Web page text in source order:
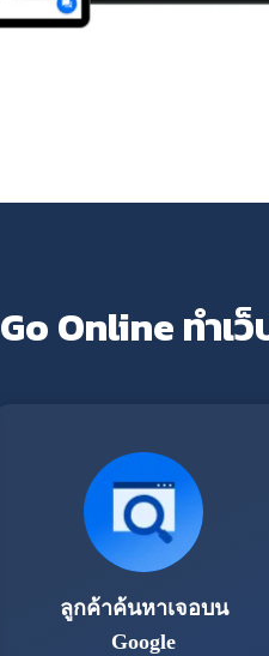
Go Online ทำเ
ลูกค้าค้นหาเจอบน
Google